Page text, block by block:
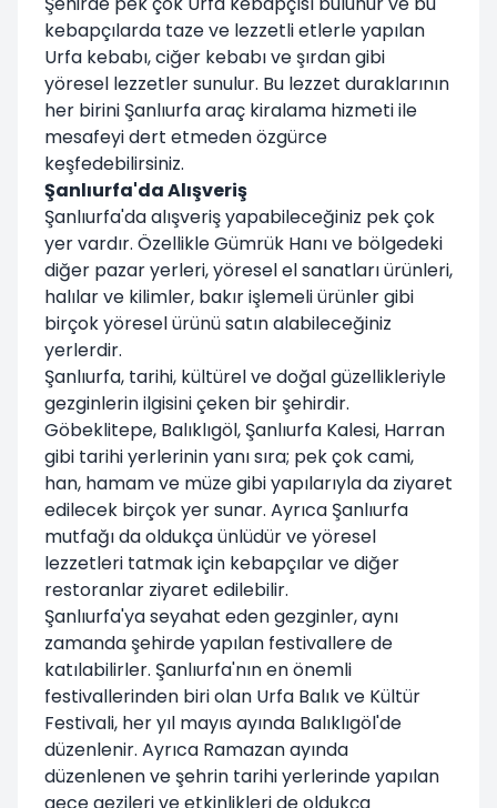
kebapçılarda taze ve lezzetli etlerle yapılan
Urfa kebabı, ciğer kebabı ve şırdan gibi
yöresel lezzetler sunulur. Bu lezzet duraklarının
her birini Şanlıurfa araç kiralama hizmeti ile
mesafeyi dert etmeden özgürce
keşfedebilirsiniz.
Şanlıurfa'da Alışveriş
Şanlıurfa'da alışveriş yapabileceğiniz pek çok
yer vardır. Özellikle Gümrük Hanı ve bölgedeki
diğer pazar yerleri, yöresel el sanatları ürünleri,
halılar ve kilimler, bakır işlemeli ürünler gibi
birçok yöresel ürünü satın alabileceğiniz
yerlerdir.
Şanlıurfa, tarihi, kültürel ve doğal güzellikleriyle
gezginlerin ilgisini çeken bir şehirdir.
Göbeklitepe, Balıklıgöl, Şanlıurfa Kalesi, Harran
gibi tarihi yerlerinin yanı sıra; pek çok cami,
han, hamam ve müze gibi yapılarıyla da ziyaret
edilecek birçok yer sunar. Ayrıca Şanlıurfa
mutfağı da oldukça ünlüdür ve yöresel
lezzetleri tatmak için kebapçılar ve diğer
restoranlar ziyaret edilebilir.
Şanlıurfa'ya seyahat eden gezginler, aynı
zamanda şehirde yapılan festivallere de
katılabilirler. Şanlıurfa'nın en önemli
festivallerinden biri olan Urfa Balık ve Kültür
Festivali, her yıl mayıs ayında Balıklıgöl'de
düzenlenir. Ayrıca Ramazan ayında
düzenlenen ve şehrin tarihi yerlerinde yapılan
gece gezileri ve etkinlikleri de oldukça